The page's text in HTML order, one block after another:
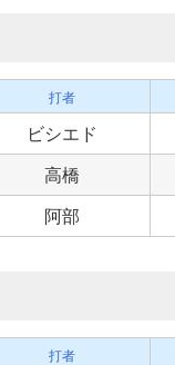
打者
ビシエド
高橋
阿部
打者